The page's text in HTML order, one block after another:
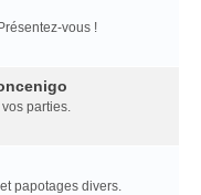
vous !
parties.
papotages divers.